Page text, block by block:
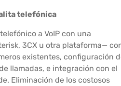
telefónica
a VoIP con una
3CX u otra plataforma—
existentes, configuración
llamadas, e integración con el
Eliminación de los costosos